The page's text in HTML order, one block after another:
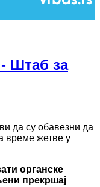
Штаб за
да су обавезни да
време жетве у
органске
прекршај